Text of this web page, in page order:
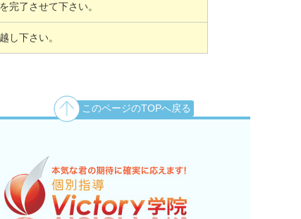
完了させて下さい。
し下さい。
このページのTOPへ戻る